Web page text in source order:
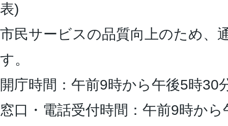
表)
市民サービスの品質向上のため、
す。
開庁時間：午前9時から午後5時30
窓口・電話受付時間：午前9時か